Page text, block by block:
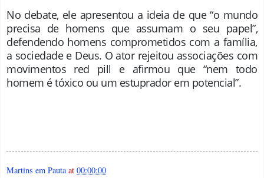
No debate, ele apresentou a ideia de que “o mundo
precisa de homens que assumam o seu papel”,
defendendo homens comprometidos com a família,
a sociedade e Deus. O ator rejeitou associações com
movimentos red pill e afirmou que “nem todo
homem é tóxico ou um estuprador em potencial”.
Martins em Pauta at 00:00:00